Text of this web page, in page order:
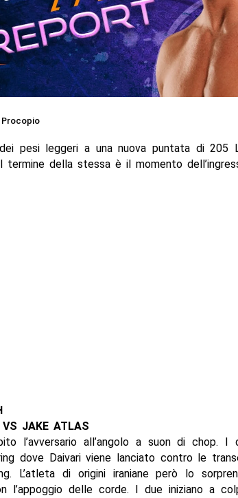
Procopio
pesi leggeri a una nuova puntata di 205
della stessa è il momento
VS JAKE ATLAS
l’avversario all’angolo a suon di chop.
dove Daivari viene lanciato contro le
L’atleta di origini iraniane però lo
l’appoggio delle corde. I due iniziano a